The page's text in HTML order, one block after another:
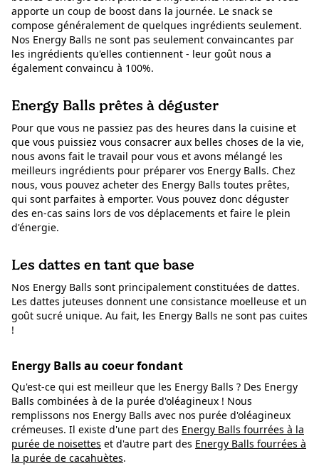
apporte un coup de boost dans la journée. Le snack se
compose généralement de quelques ingrédients seulement.
Nos Energy Balls ne sont pas seulement convaincantes par
les ingrédients qu'elles contiennent - leur goût nous a
également convaincu à 100%.
Energy Balls prêtes à déguster
Pour que vous ne passiez pas des heures dans la cuisine et
que vous puissiez vous consacrer aux belles choses de la vie,
nous avons fait le travail pour vous et avons mélangé les
meilleurs ingrédients pour préparer vos Energy Balls. Chez
nous, vous pouvez acheter des Energy Balls toutes prêtes,
qui sont parfaites à emporter. Vous pouvez donc déguster
des en-cas sains lors de vos déplacements et faire le plein
d'énergie.
Les dattes en tant que base
Nos Energy Balls sont principalement constituées de dattes.
Les dattes juteuses donnent une consistance moelleuse et un
goût sucré unique. Au fait, les Energy Balls ne sont pas cuites
!
Energy Balls au coeur fondant
Qu'est-ce qui est meilleur que les Energy Balls ? Des Energy
Balls combinées à de la purée d'oléagineux ! Nous
remplissons nos Energy Balls avec nos purée d'oléagineux
crémeuses. Il existe d'une part des Energy Balls fourrées à la
purée de noisettes et d'autre part des Energy Balls fourrées à
la purée de cacahuètes.